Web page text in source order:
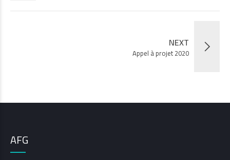
NEXT
Appel à projet 2020
AFG